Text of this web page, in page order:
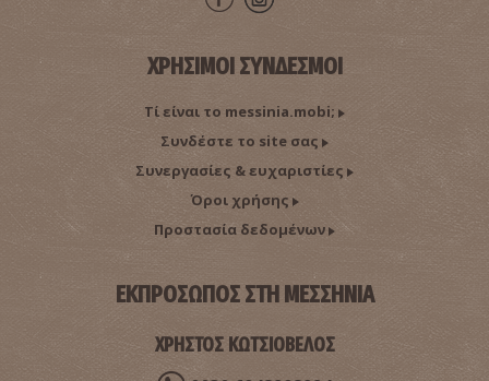
ΧΡΗΣΙΜΟΙ ΣΥΝΔΕΣΜΟΙ
Τί είναι το messinia.mobi;
Συνδέστε το site σας
Συνεργασίες & ευχαριστίες
Όροι χρήσης
Προστασία δεδομένων
ΕΚΠΡΟΣΩΠΟΣ ΣΤΗ ΜΕΣΣΗΝΙΑ
ΧΡΗΣΤΟΣ ΚΩΤΣΙΟΒΕΛΟΣ